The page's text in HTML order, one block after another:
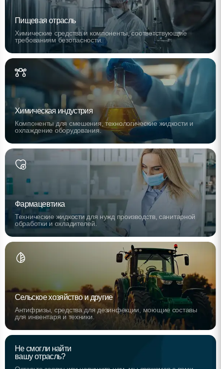
Пищевая отрасль
Химические средства и компоненты, соответствующие
требованиям безопасности.
Химическая индустрия
Компоненты для смешения, технологические жидкости и
охлаждение оборудования.
Фармацевтика
Технические жидкости для нужд производств, санитарной
обработки и охладителей.
Сельское хозяйство и другие
Антифризы, средства для дезинфекции, моющие составы
для инвентаря и техники.
Не смогли найти
вашу отрасль?